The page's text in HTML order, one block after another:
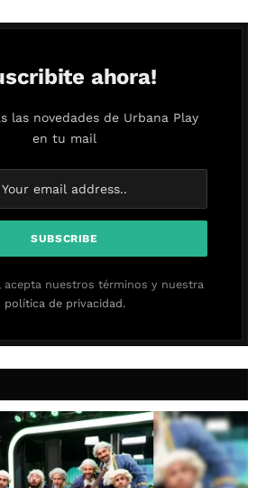
ahora!
las novedades de Urbana Play
en tu mail
acepta nuestros términos y nuestra
política de privacidad.